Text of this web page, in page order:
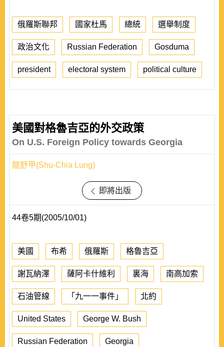
俄羅斯聯邦 國家杜馬 總統 選舉制度
政治文化 Russian Federation Gosduma
president electoral system political culture
美國對格魯吉亞的外交政策
On U.S. Foreign Policy towards Georgia
龍舒甲(Shu-Chia Lung)
即將出版
44卷5期(2005/10/01)
美國 布希 俄羅斯 格魯吉亞
謝瓦納澤 薩阿卡什維利 裏海 南高加索
石油管線 「九一一事件」 北約
United States George W. Bush
Russian Federation Georgia